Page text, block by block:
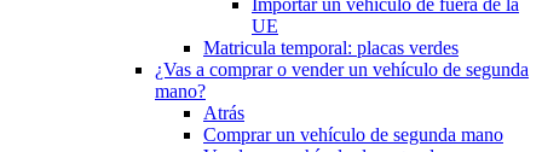
Importar un vehículo de fuera de la
UE
Matricula temporal: placas verdes
¿Vas a comprar o vender un vehículo de segunda
mano?
Atrás
Comprar un vehículo de segunda mano